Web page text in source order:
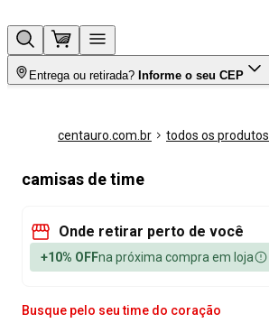
Entrega ou retirada? Informe o seu CEP
centauro.com.br todos os produtos
camisas de time
Onde retirar perto de você
+10% OFFna próxima compra em loja
Busque pelo seu time do coração